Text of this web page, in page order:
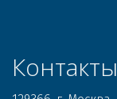
Контакты